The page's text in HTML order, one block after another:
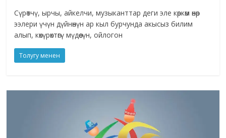
Сүрөтчү, ырчы, айкелчи, музыканттар деги эле көркөм өнөр
ээлери үчүн дүйнөнүн ар кыл бурчунда акысыз билим
алып, көкүрөктөгү мүдөөсүн, ойлогон
Толугу менен